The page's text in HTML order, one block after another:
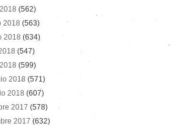
(562)
2018 (563)
2018 (634)
(547)
(599)
2018 (571)
2018 (607)
2017 (578)
2017 (632)